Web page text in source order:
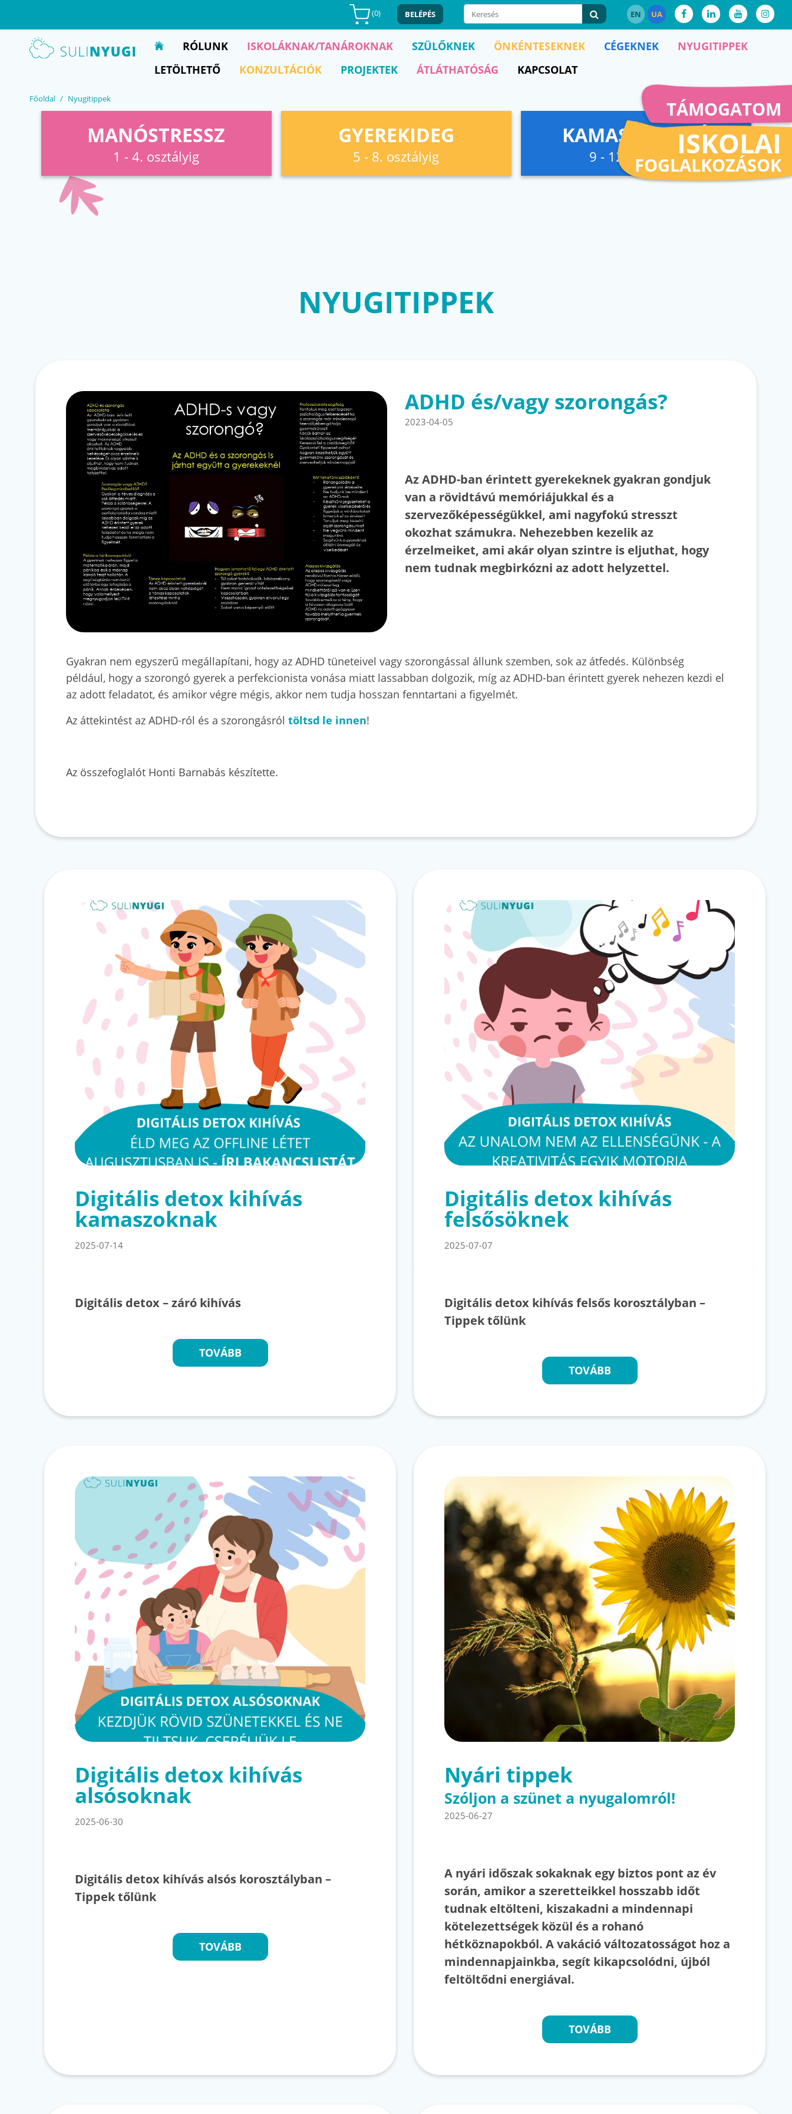
(0) BELÉPÉS EN UA
TÁMOGATOM
ISKOLAI
FOGLALKOZÁSOK
RÓLUNK ISKOLÁKNAK/TANÁROKNAK SZÜLŐKNEK ÖNKÉNTESEKNEK CÉGEKNEK
NYUGITIPPEK
LETÖLTHETŐ
KONZULTÁCIÓK PROJEKTEK ÁTLÁTHATÓSÁG KAPCSOLAT
Főoldal Nyugitippek
MANÓSTRESSZ
1 - 4. osztályig
GYEREKIDEG
5 - 8. osztályig
KAMASZFESZKÓ
9 - 12. osztályig
NYUGITIPPEK
ADHD és/vagy szorongás?
2023-04-05
Az ADHD-ban érintett gyerekeknek gyakran gondjuk
van a rövidtávú memóriájukkal és a
szervezőképességükkel, ami nagyfokú stresszt
okozhat számukra. Nehezebben kezelik az
érzelmeiket, ami akár olyan szintre is eljuthat, hogy
nem tudnak megbirkózni az adott helyzettel.
Gyakran nem egyszerű megállapítani, hogy az ADHD tüneteivel vagy szorongással állunk szemben, sok az átfedés. Különbség
például, hogy a szorongó gyerek a perfekcionista vonása miatt lassabban dolgozik, míg az ADHD-ban érintett gyerek nehezen kezdi el
az adott feladatot, és amikor végre mégis, akkor nem tudja hosszan fenntartani a figyelmét.
Az áttekintést az ADHD-ról és a szorongásról töltsd le innen!
Az összefoglalót Honti Barnabás készítette.
Digitális detox kihívás
kamaszoknak
2025-07-14
Digitális detox – záró kihívás
TOVÁBB
Digitális detox kihívás
felsősöknek
2025-07-07
Digitális detox kihívás felsős korosztályban –
Tippek tőlünk
TOVÁBB
Digitális detox kihívás
alsósoknak
2025-06-30
Digitális detox kihívás alsós korosztályban –
Tippek tőlünk
TOVÁBB
Nyári tippek
Szóljon a szünet a nyugalomról!
2025-06-27
A nyári időszak sokaknak egy biztos pont az év
során, amikor a szeretteikkel hosszabb időt
tudnak eltölteni, kiszakadni a mindennapi
kötelezettségek közül és a rohanó
hétköznapokból. A vakáció változatosságot hoz a
mindennapjainkba, segít kikapcsolódni, újból
feltöltődni energiával.
TOVÁBB